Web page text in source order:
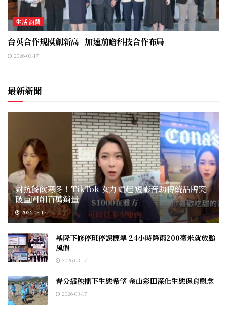
生活消費
台英合作規模創新高 加速前瞻科技合作布局
2026-03-17
最新新聞
對抗餐飲寒冬！TikTok 女力崛起 短影音助傳統品牌突
破重圍創百萬銷量
2026-03-17
基隆下修停班停課標準 24小時降雨200毫米就放颱
風假
2026-03-17
春分插秧播下生態希望 金山彩田深化生態保育觀念
2026-03-17